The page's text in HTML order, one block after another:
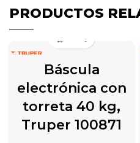
PRODUCTOS
Báscula
electrónica con
torreta 40 kg,
Truper 100871